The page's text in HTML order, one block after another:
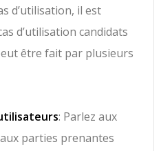
d’utilisation, il est
d’utilisation candidats
être fait par plusieurs
: Parlez aux
parties prenantes